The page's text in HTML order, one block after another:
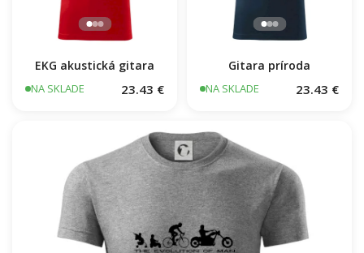
EKG akustická gitara
NA SKLADE 23.43 €
Gitara príroda
NA SKLADE 23.43 €